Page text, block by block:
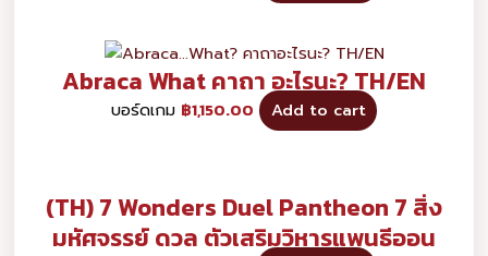
Abraca What คาถา อะไรนะ? TH/EN
บอร์ดเกม ฿1,150.00 Add to cart
(TH) 7 Wonders Duel Pantheon 7 สิ่ง
มหัศจรรย์ ดวล ตัวเสริมวิหารแพนธีออน